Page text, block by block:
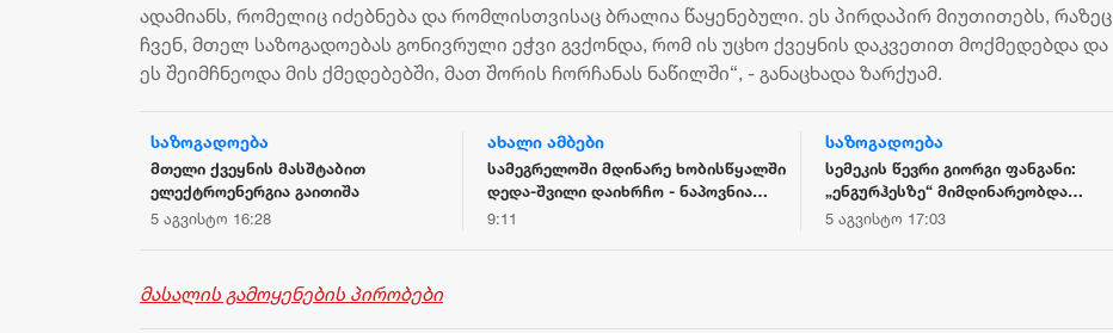
ადამიანს, რომელიც იძებნება და რომლისთვისაც ბრალია წაყენებული. ეს პირდაპირ მიუთითებს, რაზეც
ჩვენ, მთელ საზოგადოებას გონივრული ეჭვი გვქონდა, რომ ის უცხო ქვეყნის დაკვეთით მოქმედებდა და
ეს შეიმჩნეოდა მის ქმედებებში, მათ შორის ჩორჩანას ნაწილში“, - განაცხადა ზარქუამ.
საზოგადოება
მთელი ქვეყნის მასშტაბით
ელექტროენერგია გაითიშა
5 აგვისტო 16:28
ახალი ამბები
სამეგრელოში მდინარე ხობისწყალში
დედა-შვილი დაიხრჩო - ნაპოვნია
არასრულწლოვნის ცხედარი
9:11
საზოგადოება
სემეკის წევრი გიორგი ფანგანი:
„ენგურჰესზე“ მიმდინარეობდა
დაგეგმილი ტესტირება,
5 აგვისტო 17:03
მასალის გამოყენების პირობები